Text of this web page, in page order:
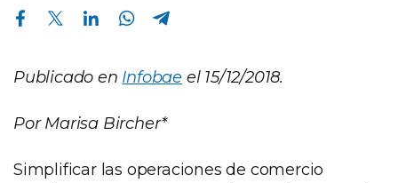
Compartir en Facebook Compartir en Twitter Compartir en Linkedin Compartir en Whatsapp
Publicado en Infobae el 15/12/2018.
Por Marisa Bircher*
Simplificar las operaciones de comercio